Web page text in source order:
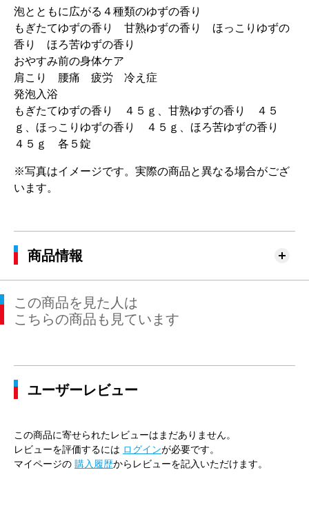
泡とともに広がる４種類のゆずの香り
もぎたてゆずの香り 甘熟ゆずの香り ほっこりゆずの
香り ほろ苦ゆずの香り
おやすみ前の身体ケア
肩こり 腰痛 疲労 冷え症
発泡入浴
もぎたてゆずの香り ４５ｇ、甘熟ゆずの香り ４５
ｇ、ほっこりゆずの香り ４５ｇ、ほろ苦ゆずの香り
４５ｇ 各５錠
※写真はイメージです。実際の商品と異なる場合がござ
います。
商品情報
この商品を見た人は
こちらの商品も見ています
ユーザーレビュー
この商品に寄せられたレビューはまだありません。
レビューを評価するには ログインが必要です。
マイページの 購入履歴からレビューを記入いただけます。